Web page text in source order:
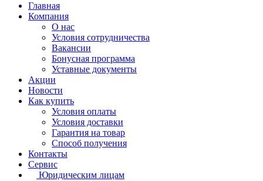
Главная
Компания
О нас
Условия сотрудничества
Вакансии
Бонусная программа
Уставные документы
Акции
Новости
Как купить
Условия оплаты
Условия доставки
Гарантия на товар
Способ получения
Контакты
Сервис
Юридическим лицам